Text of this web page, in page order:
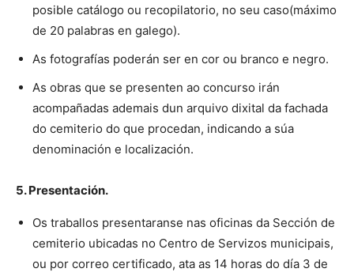
posible catálogo ou recopilatorio, no seu caso(máximo
de 20 palabras en galego).
As fotografías poderán ser en cor ou branco e negro.
As obras que se presenten ao concurso irán
acompañadas ademais dun arquivo dixital da fachada
do cemiterio do que procedan, indicando a súa
denominación e localización.
5. Presentación.
Os traballos presentaranse nas oficinas da Sección de
cemiterio ubicadas no Centro de Servizos municipais,
ou por correo certificado, ata as 14 horas do día 3 de